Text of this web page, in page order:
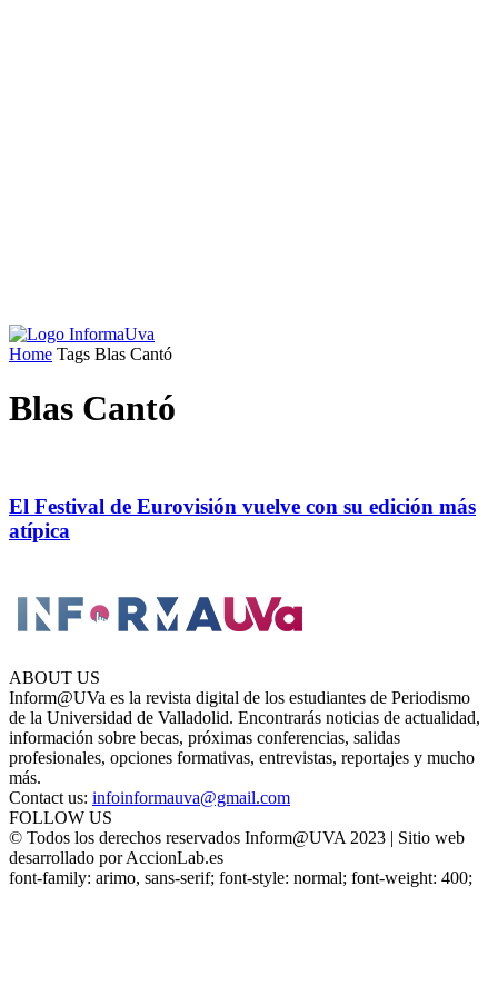
Home Tags Blas Cantó
Blas Cantó
El Festival de Eurovisión vuelve con su edición más
atípica
ABOUT US
Inform@UVa es la revista digital de los estudiantes de Periodismo
de la Universidad de Valladolid. Encontrarás noticias de actualidad,
información sobre becas, próximas conferencias, salidas
profesionales, opciones formativas, entrevistas, reportajes y mucho
más.
Contact us: infoinformauva@gmail.com
FOLLOW US
© Todos los derechos reservados Inform@UVA 2023 | Sitio web
desarrollado por AccionLab.es
font-family: arimo, sans-serif; font-style: normal; font-weight: 400;